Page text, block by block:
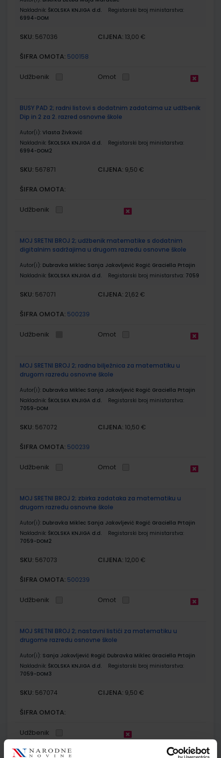
Nakladnik: ŠKOLSKA KNJIGA d.d.
Registarski broj ministarstva:
6994-DOM
SKU: 567036 CIJENA: 13,00 €
ŠIFRA OMOTA: 500158
Udžbenik Omot
BUSY PAD 2; radni listovi s dodatnim zadatcima uz udžbenik
Dip in 2 za 2. razred osnovne škole
Autor(i): Vlasta Živković
Nakladnik: ŠKOLSKA KNJIGA d.d.
Registarski broj ministarstva:
6994-DOM2
SKU: 567871 CIJENA: 9,50 €
ŠIFRA OMOTA:
Udžbenik
MOJ SRETNI BROJ 2; udžbenik matematike s dodatnim
digitalnim sadržajima u drugom razredu osnovne škole
Autor(i): Dubravka Miklec Sanja Jakovljević Rogić Graciella Prtajin
Nakladnik: ŠKOLSKA KNJIGA d.d. Registarski broj ministarstva: 7059
SKU: 567071 CIJENA: 21,62 €
ŠIFRA OMOTA: 500239
Udžbenik Omot
MOJ SRETNI BROJ 2; radna bilježnica za matematiku u
drugom razredu osnovne škole
Autor(i): Dubravka Miklec Sanja Jakovljević Rogić Graciella Prtajin
Nakladnik: ŠKOLSKA KNJIGA d.d.
Registarski broj ministarstva:
7059-DOM
SKU: 567072 CIJENA: 10,50 €
ŠIFRA OMOTA: 500239
Udžbenik Omot
MOJ SRETNI BROJ 2; zbirka zadataka za matematiku u
drugom razredu osnovne škole
Autor(i): Dubravka Miklec Sanja Jakovljević Rogić Graciella Prtajin
Nakladnik: ŠKOLSKA KNJIGA d.d.
Registarski broj ministarstva:
7059-DOM2
SKU: 567073 CIJENA: 12,00 €
ŠIFRA OMOTA: 500239
Udžbenik Omot
MOJ SRETNI BROJ 2; nastavni listići za matematiku u
drugome razredu osnovne škole
Autor(i): Sanja Jakovljević Rogić Dubravka Miklec Graciella Prtajin
Nakladnik: ŠKOLSKA KNJIGA d.d.
Registarski broj ministarstva:
7059-DOM3
SKU: 567074 CIJENA: 9,50 €
ŠIFRA OMOTA:
Udžbenik